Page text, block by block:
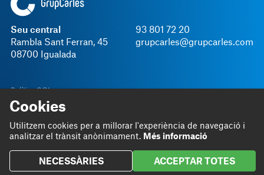
Seu central
Rambla Sant Ferran, 45
08700 Igualada
93 801 72 20
grupcarles@grupcarles.com
Política SGI
© 2026 Grup Carles Català
Cookies
Utilitzem cookies per a millorar l'experiència de navegació i
analitzar el trànsit anònimament. Més informació
NECESSÀRIES ACCEPTAR TOTES